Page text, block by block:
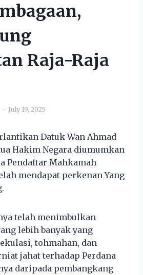
Raja-Raja
July 19, 2025
Datuk Wan Ahmad
Hakim Negara diumumkan
Pendaftar Mahkamah
mendapat perkenan Yang
telah menimbulkan
lebih banyak yang
tohmahan, dan
jahat terhadap Perdana
daripada pembangkang